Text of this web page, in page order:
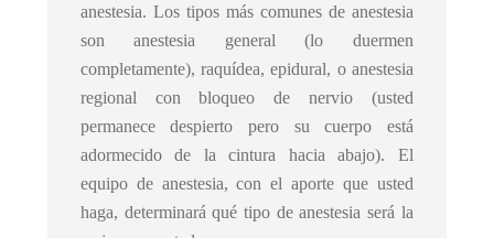
anestesia. Los tipos más comunes de anestesia
son anestesia general (lo duermen
completamente), raquídea, epidural, o anestesia
regional con bloqueo de nervio (usted
permanece despierto pero su cuerpo está
adormecido de la cintura hacia abajo). El
equipo de anestesia, con el aporte que usted
haga, determinará qué tipo de anestesia será la